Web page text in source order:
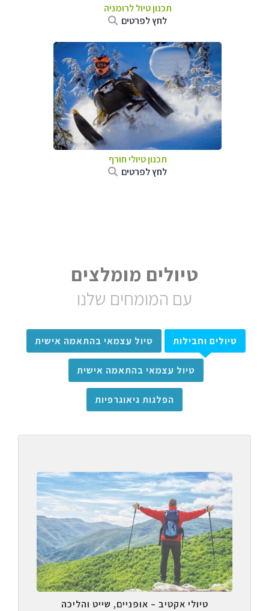
תכנון טיול לרומניה
לחץ לפרטים
תכנון טיולי חורף
לחץ לפרטים
טיולים מומלצים
עם המומחים שלנו
טיולים וחבילות טיול עצמאי בהתאמה אישית
טיול עצמאי בהתאמה אישית
הפלגות גיאוגרפיות
טיולי אקטיב – אופניים, שייט והליכה